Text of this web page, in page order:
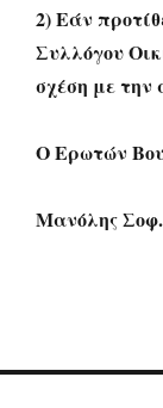
2) Εάν
Συλλόγου
σχέση με την
Ο Ερωτών
Μανόλης